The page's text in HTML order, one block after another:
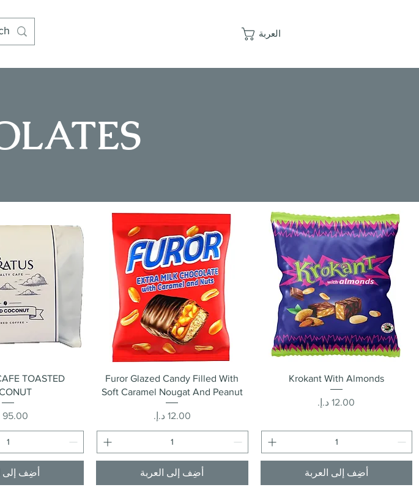
العربة
العرض السريع
Krokant With Almonds
السعر
أضِف إلى العربة
العرض السريع
Furor Glazed Candy Filled With
Soft Caramel Nougat And Peanut
السعر
أضِف إلى العربة
العرضTOASTED
السعر
أضِف إلى